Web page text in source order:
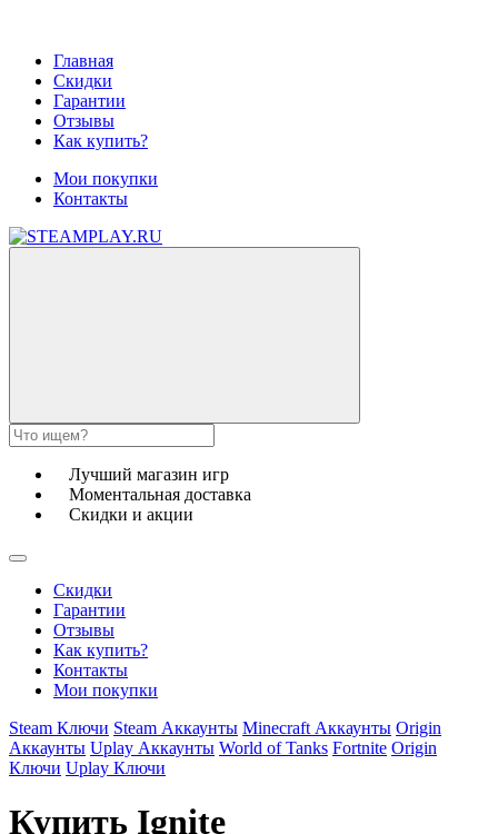
Главная
Скидки
Гарантии
Отзывы
Как купить?
Мои покупки
Контакты
Лучший магазин игр
Моментальная доставка
Скидки и акции
Скидки
Гарантии
Отзывы
Как купить?
Контакты
Мои покупки
Steam Ключи Steam Аккаунты Minecraft Аккаунты Origin
Аккаунты Uplay Аккаунты World of Tanks Fortnite Origin
Ключи Uplay Ключи
Купить Ignite